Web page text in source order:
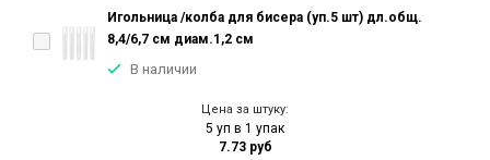
Игольница /колба для бисера (уп.5 шт) дл.общ.
8,4/6,7 см диам.1,2 см
В наличии
Цена за штуку:
5 уп в 1 упак
7.73 руб